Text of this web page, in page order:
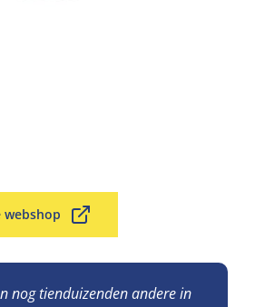
webshop
nog tienduizenden andere in